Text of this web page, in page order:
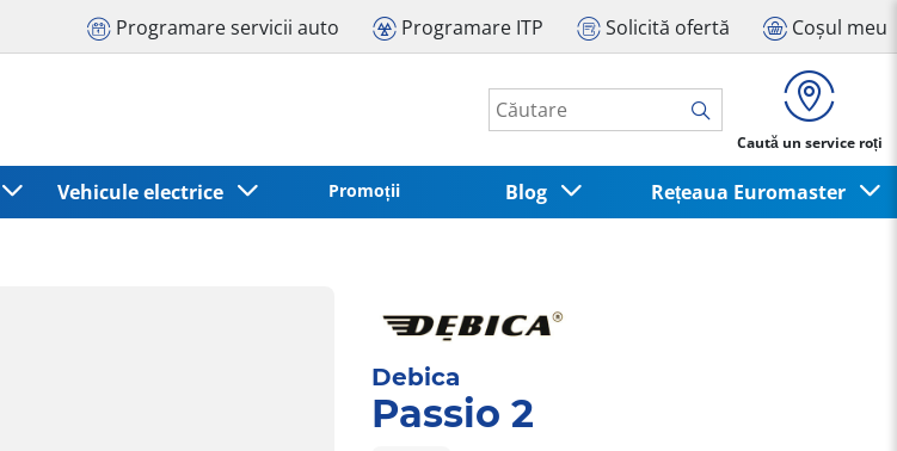
Programare servicii auto Programare ITP Solicită ofertă Coșul meu
Caută un service roți
Vehicule electrice Promoții Blog Rețeaua Euromaster
Debica
Passio 2